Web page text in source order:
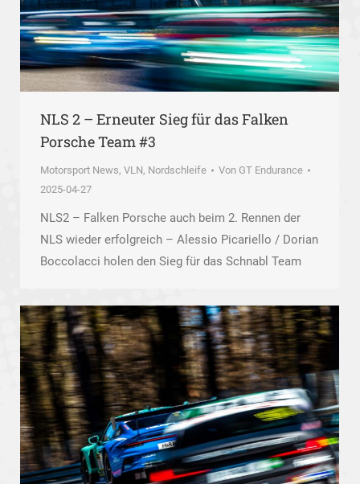
NLS 2 – Erneuter Sieg für das Falken
Porsche Team #3
Motorsport News, VLN, Nordschleife Von GT Endurance
2025-04-27
NLS2 – Falken Porsche auch beim 2. Rennen der
NLS wieder erfolgreich – Alessio Picariello / Dorian
Boccolacci holen den Sieg für das Schnabl Team